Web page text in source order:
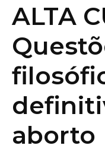
ALTA
aborto